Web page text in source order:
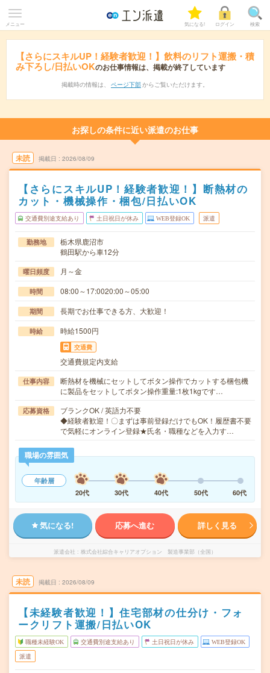
メニュー 気になる! ログイン 検索
【さらにスキルUP！経験者歓迎！】飲料のリフト運搬・積
み下ろし/日払いOKのお仕事情報は、掲載が終了しています
掲載時の情報は、 ページ下部 からご覧いただけます。
お探しの条件に近い派遣のお仕事
未読 掲載日 2026/08/09
【さらにスキルUP！経験者歓迎！】断熱材の
カット・機械操作・梱包/日払いOK
交通費別途支給あり 土日祝日が休み WEB登録OK 派遣
勤務地
栃木県鹿沼市
鶴田駅から車12分
曜日頻度 月～金
時間 08:00～17:0020:00～05:00
期間 長期でお仕事できる方、大歓迎！
時給 時給1500円
交通費
交通費規定内支給
仕事内容
断熱材を機械にセットしてボタン操作でカットする梱包機
に製品をセットしてボタン操作重量:1枚1kgです…
応募資格
ブランクOK / 英語力不要
◆経験者歓迎！〇まずは事前登録だけでもOK！履歴書不要
で気軽にオンライン登録★氏名・職種などを入力す…
職場の雰囲気
年齢層
20代
30代 40代 50代 60代
気になる! 応募へ進む 詳しく見る
派遣会社 株式会社綜合キャリアオプション 製造事業部（全国）
未読 掲載日 2026/08/09
【未経験者歓迎！】住宅部材の仕分け・フォ
ークリフト運搬/日払いOK
職種未経験OK 交通費別途支給あり 土日祝日が休み WEB登録OK
派遣